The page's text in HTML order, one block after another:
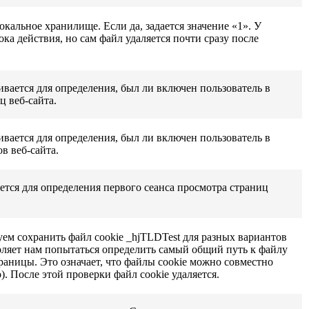
хранилище. Если да, задается значение «1». У
действия, но сам файл удаляется почти сразу после
для определения, был ли включен пользователь в
веб-сайта.
для определения, был ли включен пользователь в
веб-сайта.
для определения первого сеанса просмотра страниц
сохранить файл cookie _hjTLDTest для разных вариантов
нам попытаться определить самый общий путь к файлу
Это означает, что файлы cookie можно совместно
После этой проверки файл cookie удаляется.